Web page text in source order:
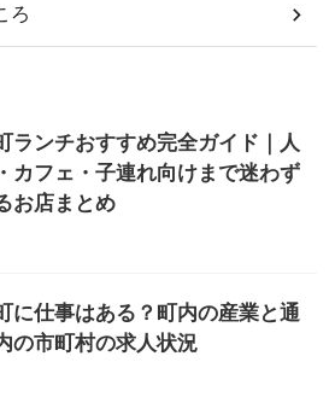
ろ
ランチおすすめ完全ガイド｜人
カフェ・子連れ向けまで迷わず
お店まとめ
に仕事はある？町内の産業と通
の市町村の求人状況